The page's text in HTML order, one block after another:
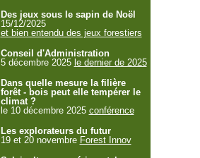
Des jeux sous le sapin de Noël
15/12/2025
et bien entendu des jeux forestiers
Conseil d'Administration
5 décembre 2025 le dernier de 2025
Dans quelle mesure la filière
forêt - bois peut elle tempérer le
climat ?
le 10 décembre 2025 conférence
Les explorateurs du futur
19 et 20 novembre Forest Innov